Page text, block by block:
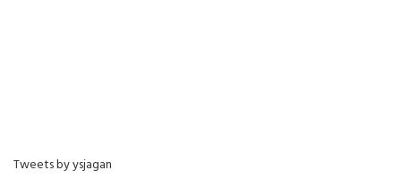
Tweets by ysjagan